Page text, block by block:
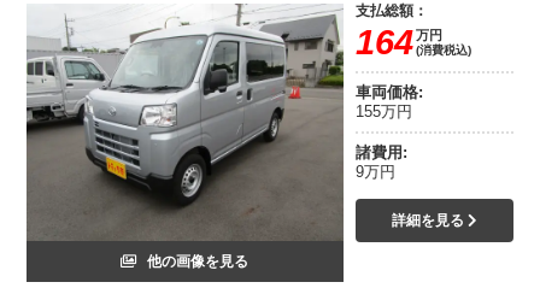
他の画像を見る
支払総額：
164万円
(消費税込)
車両価格:
155万円
諸費用:
9万円
詳細を見る